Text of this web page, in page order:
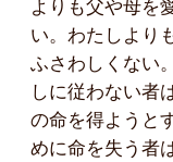
よりも父や母を
い。わたしより
ふさわしくない
しに従わない者
の命を得ようと
めに命を失う者